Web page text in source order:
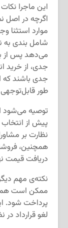
این ماجرا
اگرچه در اصل
موارد استثنا
شامل بندی به
می‌دهد پس از
جدی، از خرید
جدی باشند که
طور
توصیه می‌شود
پیش از انتخاب
همچنین،
دریافت قیمت
نکته‌ی مهم
ممکن است
پرداخت شود.
لغو قرارداد